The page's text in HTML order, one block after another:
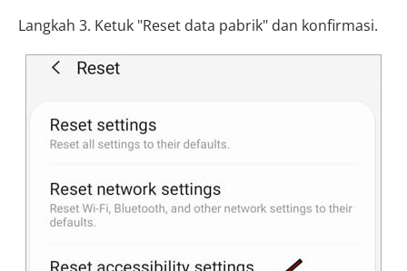
Langkah 3. Ketuk "Reset data pabrik" dan konfirmasi.